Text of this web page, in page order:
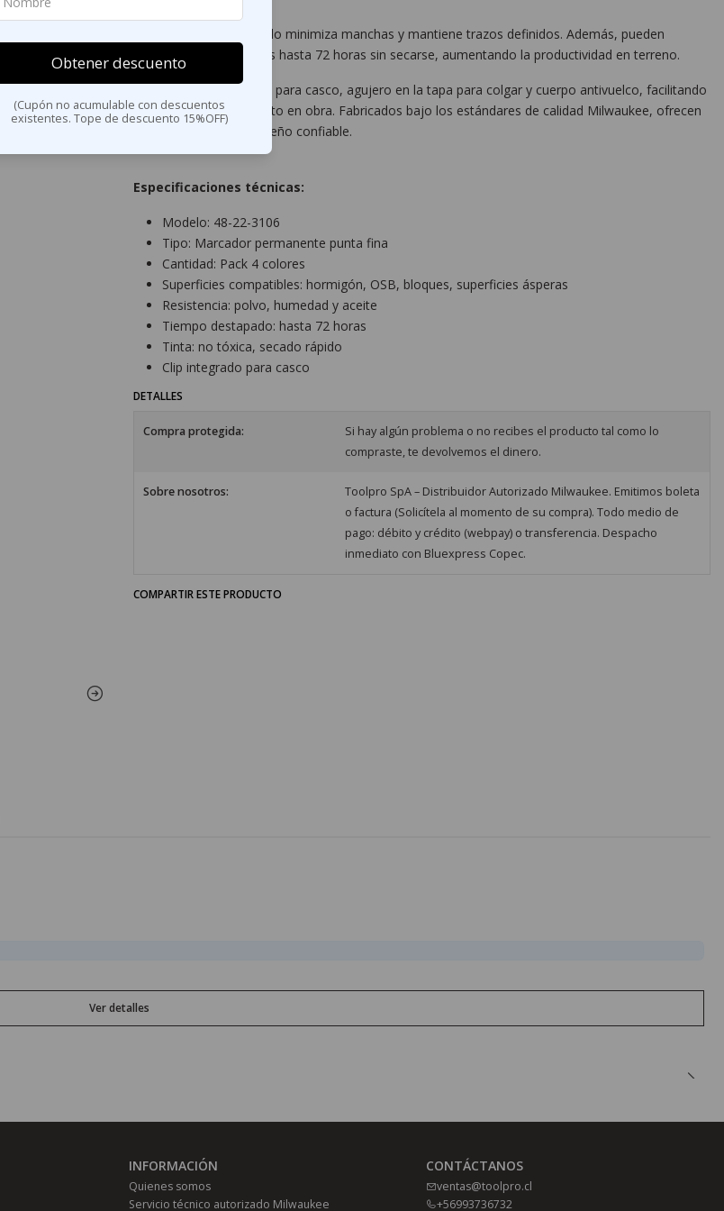
La tinta de secado rápido minimiza manchas y mantiene trazos definidos. Además, pueden
permanecer destapados hasta 72 horas sin secarse, aumentando la productividad en terreno.
Su diseño incorpora clip para casco, agujero en la tapa para colgar y cuerpo antivuelco, facilitando
su uso y almacenamiento en obra. Fabricados bajo los estándares de calidad Milwaukee, ofrecen
larga vida útil y desempeño confiable.
Especificaciones técnicas:
Modelo: 48-22-3106
Tipo: Marcador permanente punta fina
Cantidad: Pack 4 colores
Superficies compatibles: hormigón, OSB, bloques, superficies ásperas
Resistencia: polvo, humedad y aceite
Tiempo destapado: hasta 72 horas
Tinta: no tóxica, secado rápido
Clip integrado para casco
DETALLES
Compra protegida:
Si hay algún problema o no recibes el producto tal como lo
compraste, te devolvemos el dinero.
Sobre nosotros:
Toolpro SpA – Distribuidor Autorizado Milwaukee. Emitimos boleta
o factura (Solicítela al momento de su compra). Todo medio de
pago: débito y crédito (webpay) o transferencia. Despacho
inmediato con Bluexpress Copec.
COMPARTIR ESTE PRODUCTO
Ver detalles
INFORMACIÓN
Quienes somos
Servicio técnico autorizado Milwaukee
CONTÁCTANOS
ventas@toolpro.cl
+56993736732
Obtener descuento
(Cupón no acumulable con descuentos
existentes. Tope de descuento 15%OFF)